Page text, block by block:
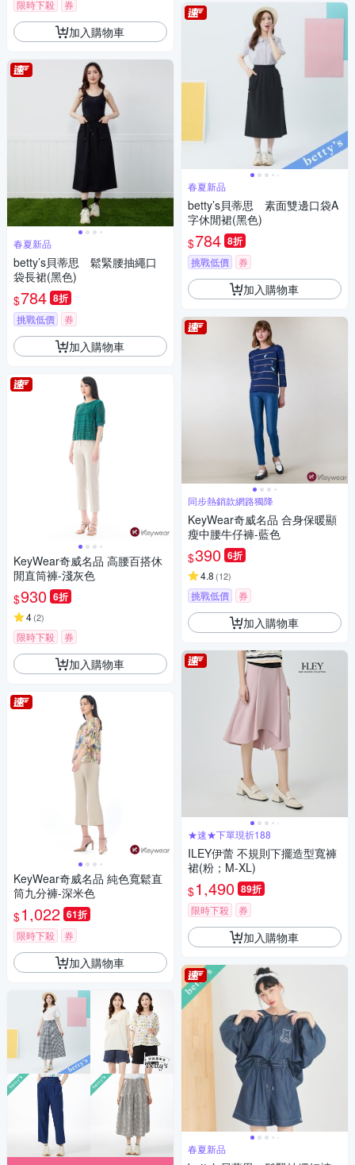
限時下殺 券
加入購物車
春夏新品
betty’s貝蒂思 鬆緊腰抽繩口
袋長裙(黑色)
$784 8折
挑戰低價 券
加入購物車
KeyWear奇威名品 高腰百搭休
閒直筒褲-淺灰色
$930 6折
4(2)
限時下殺 券
加入購物車
KeyWear奇威名品 純色寬鬆直
筒九分褲-深米色
$1,022 61折
限時下殺 券
加入購物車
春夏新品
betty’s貝蒂思 素面雙邊口袋A
字休閒裙(黑色)
$784 8折
挑戰低價 券
加入購物車
同步熱銷款網路獨降
KeyWear奇威名品 合身保暖顯
瘦中腰牛仔褲-藍色
$390 6折
4.8 (12)
挑戰低價 券
加入購物車
★速★下單現折188
ILEY伊蕾 不規則下擺造型寬褲
裙(粉；M-XL)
$1,490 89折
限時下殺 券
加入購物車
春夏新品